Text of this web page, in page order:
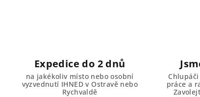
Expedice do 2 dnů
na jakékoliv místo nebo osobní
vyzvednutí IHNED v Ostravě nebo
Rychvaldě
práce a